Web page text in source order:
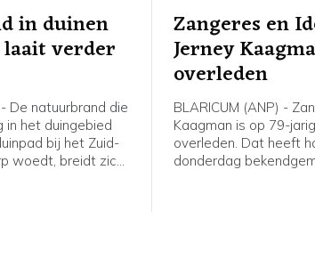
in duinen
verder
De natuurbrand die
in het duingebied
bij het Zuid-
woedt, breidt zich
Zangeres en
Jerney
overleden
BLARICUM (ANP) -
Kaagman is op 79-
overleden. Dat heeft
donderdag